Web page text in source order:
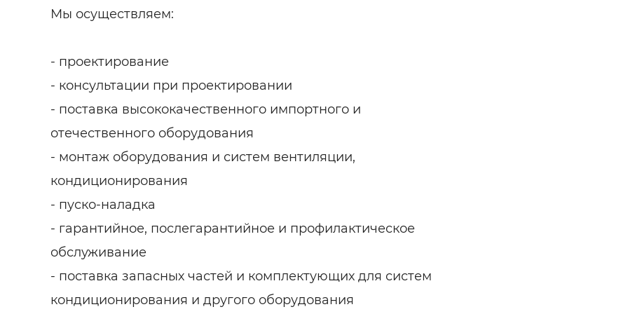
Мы осуществляем:
- проектирование
- консультации при проектировании
- поставка высококачественного импортного и
отечественного оборудования
- монтаж оборудования и систем вентиляции,
кондиционирования
- пуско-наладка
- гарантийное, послегарантийное и профилактическое
обслуживание
- поставка запасных частей и комплектующих для систем
кондиционирования и другого оборудования